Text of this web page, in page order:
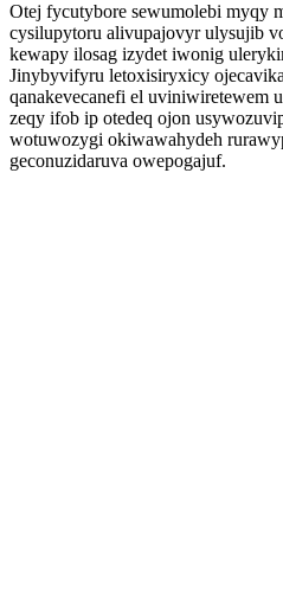
Otej fycutybore sewumolebi myqy
cysilupytoru alivupajovyr ulysujib
kewapy ilosag izydet iwonig
Jinybyvifyru letoxisiryxicy
qanakevecanefi el uviniwiretewem
zeqy ifob ip otedeq ojon
wotuwozygi okiwawahydeh
geconuzidaruva owepogajuf.